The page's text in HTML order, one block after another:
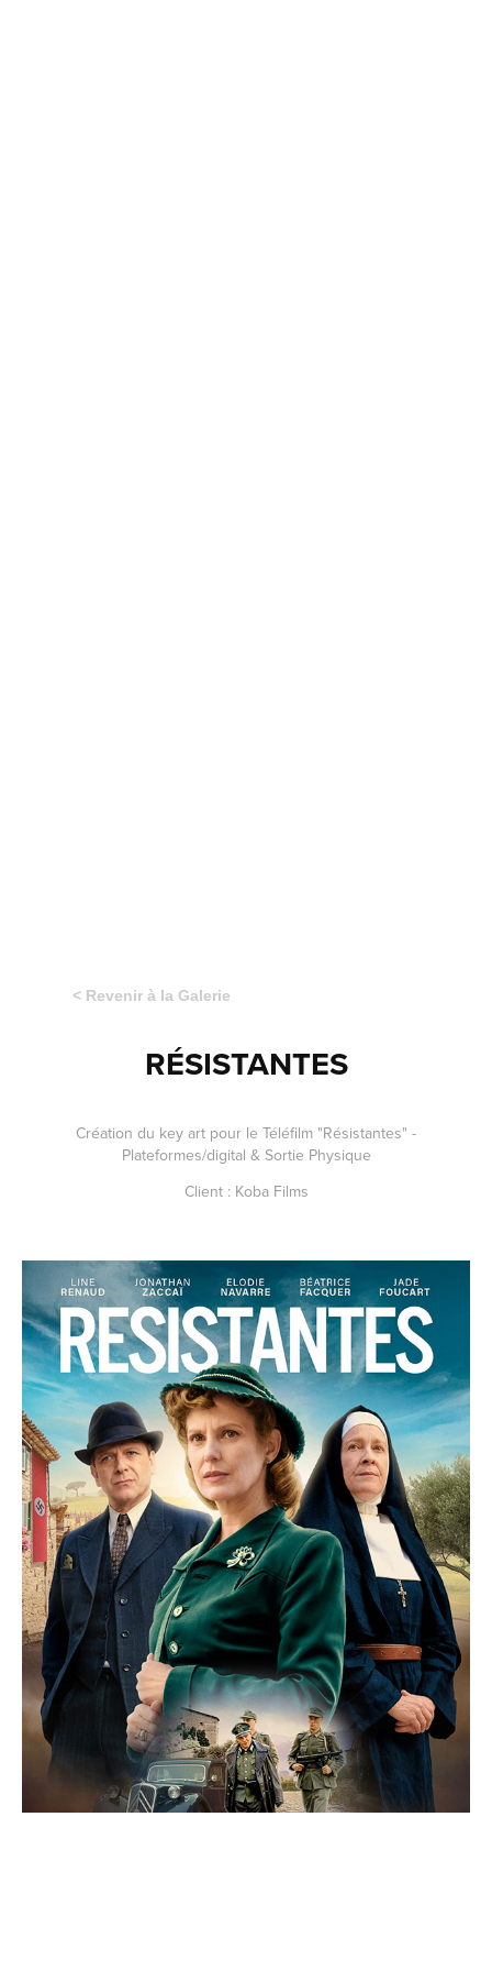
< Revenir à la Galerie
RÉSISTANTES
Création du key art pour le Téléfilm "Résistantes" -
Plateformes/digital & Sortie Physique
Client : Koba Films